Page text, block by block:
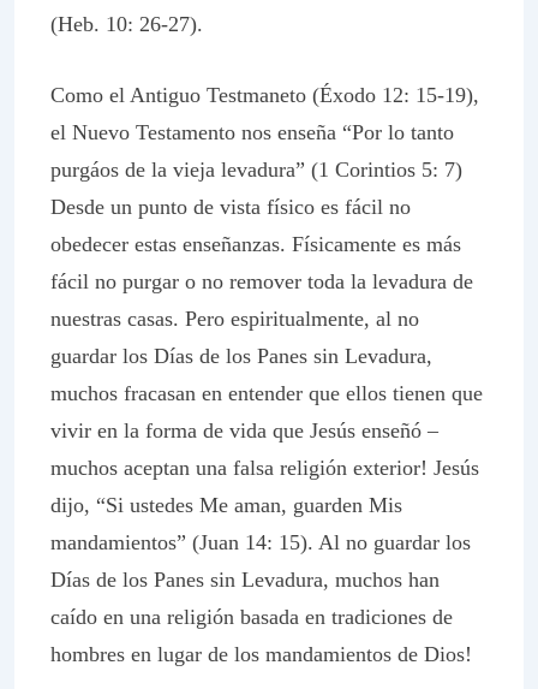
(Heb. 10: 26-27).
Como el Antiguo Testmaneto (Éxodo 12: 15-19),
el Nuevo Testamento nos enseña “Por lo tanto
purgáos de la vieja levadura” (1 Corintios 5: 7)
Desde un punto de vista físico es fácil no
obedecer estas enseñanzas. Físicamente es más
fácil no purgar o no remover toda la levadura de
nuestras casas. Pero espiritualmente, al no
guardar los Días de los Panes sin Levadura,
muchos fracasan en entender que ellos tienen que
vivir en la forma de vida que Jesús enseñó –
muchos aceptan una falsa religión exterior! Jesús
dijo, “Si ustedes Me aman, guarden Mis
mandamientos” (Juan 14: 15). Al no guardar los
Días de los Panes sin Levadura, muchos han
caído en una religión basada en tradiciones de
hombres en lugar de los mandamientos de Dios!